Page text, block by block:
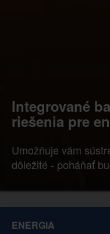
Integrované
riešenia pre
Umožňuje vám
dôležité - poháňať
ENERGIA